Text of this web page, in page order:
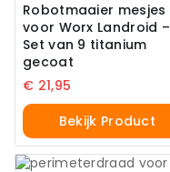
Robotmaaier mesjes
voor Worx Landroid –
Set van 9 titanium
gecoat
€ 21,95
Bekijk Product